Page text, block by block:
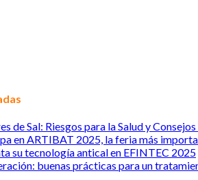
de Sal: Riesgos para la Salud y
en ARTIBAT 2025, la feria más
su tecnología antical en EFINTEC 2025
buenas prácticas para un